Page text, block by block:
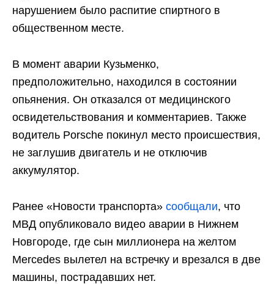
нарушением было распитие спиртного в
общественном месте.
В момент аварии Кузьменко,
предположительно, находился в состоянии
опьянения. Он отказался от медицинского
освидетельствования и комментариев. Также
водитель Porsche покинул место происшествия,
не заглушив двигатель и не отключив
аккумулятор.
Ранее «Новости транспорта» сообщали, что
МВД опубликовало видео аварии в Нижнем
Новгороде, где сын миллионера на желтом
Mercedes вылетел на встречку и врезался в две
машины, пострадавших нет.